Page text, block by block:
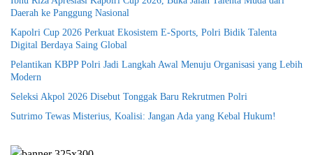
Daerah ke Panggung Nasional
Kapolri Cup 2026 Perkuat Ekosistem E-Sports, Polri Bidik Talenta
Digital Berdaya Saing Global
Pelantikan KBPP Polri Jadi Langkah Awal Menuju Organisasi yang Lebih
Modern
Seleksi Akpol 2026 Disebut Tonggak Baru Rekrutmen Polri
Sutrimo Tewas Misterius, Koalisi: Jangan Ada yang Kebal Hukum!